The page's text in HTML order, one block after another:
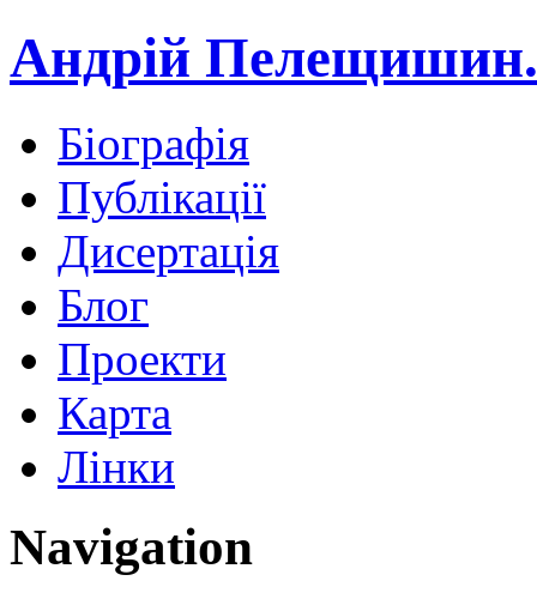
Андрій
Біографія
Публікації
Дисертація
Блог
Проекти
Карта
Лінки
Navigation